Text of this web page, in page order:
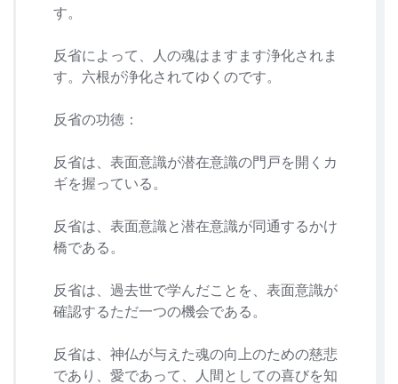
す。
反省によって、人の魂はますます浄化されま
す。六根が浄化されてゆくのです。
反省の功徳：
反省は、表面意識が潜在意識の門戸を開くカ
ギを握っている。
反省は、表面意識と潜在意識が同通するかけ
橋である。
反省は、過去世で学んだことを、表面意識が
確認するただ一つの機会である。
反省は、神仏が与えた魂の向上のための慈悲
であり、愛であって、人間としての喜びを知